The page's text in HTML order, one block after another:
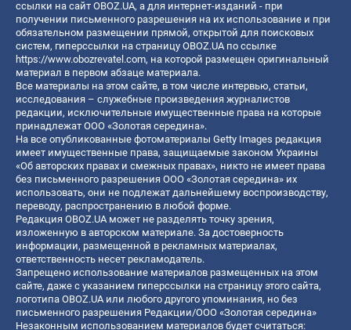
ссылки на сайт OBOZ.UA, а для интернет-изданий - при
получении письменного разрешения на их использование и при
обязательном размещении прямой, открытой для поисковых
систем, гиперссылки на страницу OBOZ.UA по ссылке
https://www.obozrevatel.com, на которой размещен оригинальный
материал в первом абзаце материала.
Все материалы на этом сайте, в том числе интервью, статьи,
исследования – служебные произведения журналистов
редакции, исключительные имущественные права на которые
принадлежат ООО «Золотая середина».
На все опубликованные фотоматериалы Getty Images редакция
имеет имущественные права, защищаемые законом Украины
«Об авторских правах и смежных правах», никто не имеет права
без письменного разрешения ООО «Золотая середина» их
использовать, они не подлежат дальнейшему воспроизводству,
переводу, распространению в любой форме.
Редакция OBOZ.UA может не разделять точку зрения,
изложенную в авторском материале. За достоверность
информации, размещенной в рекламных материалах,
ответственность несет рекламодатель.
Запрещено использование материалов размещенных на этом
сайте, даже с указанием гиперссылки на страницу этого сайта,
логотипа OBOZ.UA или любого другого упоминания, но без
письменного разрешения Редакции/ООО «Золотая середина»
Незаконным использованием материалов будет считаться: